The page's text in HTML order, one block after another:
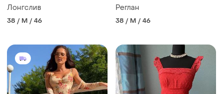
Лонгслив
38 / M / 46
Реглан
38 / M / 46